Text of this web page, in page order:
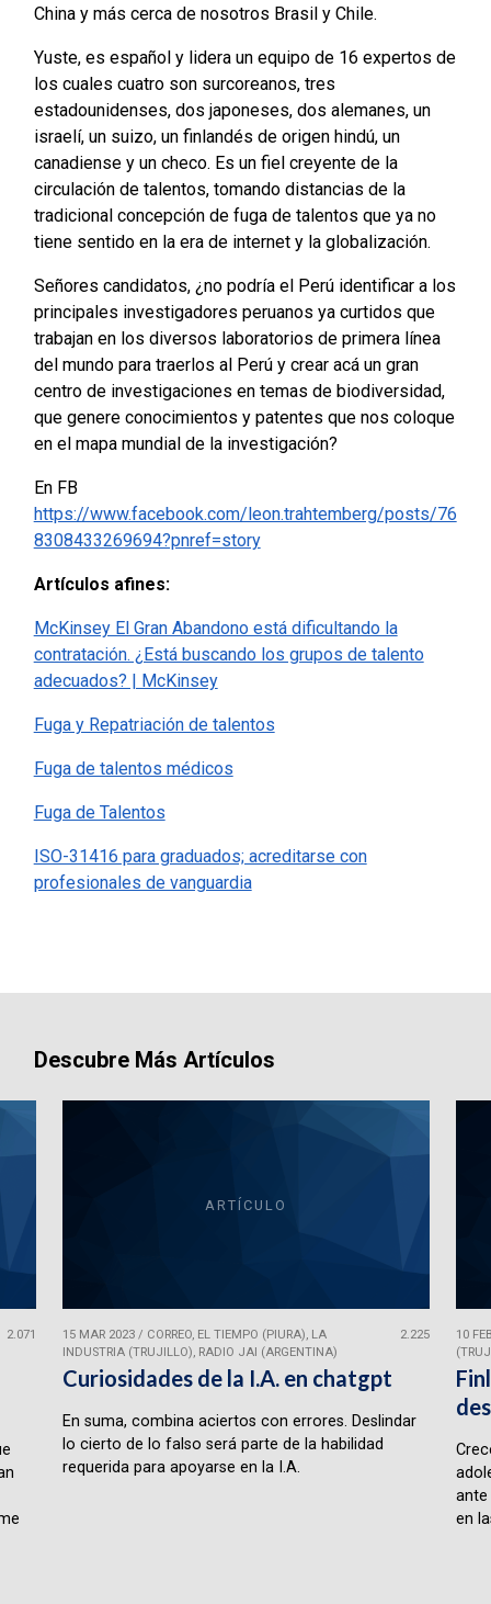
China y más cerca de nosotros Brasil y Chile.
Yuste, es español y lidera un equipo de 16 expertos de
los cuales cuatro son surcoreanos, tres
estadounidenses, dos japoneses, dos alemanes, un
israelí, un suizo, un finlandés de origen hindú, un
canadiense y un checo. Es un fiel creyente de la
circulación de talentos, tomando distancias de la
tradicional concepción de fuga de talentos que ya no
tiene sentido en la era de internet y la globalización.
Señores candidatos, ¿no podría el Perú identificar a los
principales investigadores peruanos ya curtidos que
trabajan en los diversos laboratorios de primera línea
del mundo para traerlos al Perú y crear acá un gran
centro de investigaciones en temas de biodiversidad,
que genere conocimientos y patentes que nos coloque
en el mapa mundial de la investigación?
En FB
https://www.facebook.com/leon.trahtemberg/posts/76
8308433269694?pnref=story
Artículos afines:
McKinsey El Gran Abandono está dificultando la
contratación. ¿Está buscando los grupos de talento
adecuados? | McKinsey
Fuga y Repatriación de talentos
Fuga de talentos médicos
Fuga de Talentos
ISO-31416 para graduados; acreditarse con
profesionales de vanguardia
Descubre Más Artículos
2.071
ARTÍCULO
15 MAR 2023/ CORREO, EL TIEMPO (PIURA), LA
INDUSTRIA (TRUJILLO), RADIO JAI (ARGENTINA)
2.225
Curiosidades de la I.A. en chatgpt
En suma, combina aciertos con errores. Deslindar
lo cierto de lo falso será parte de la habilidad
requerida para apoyarse en la I.A.
10
en